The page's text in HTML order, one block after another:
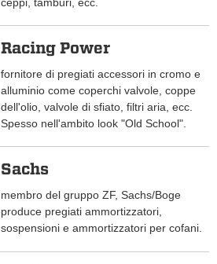
Racing Power
fornitore di pregiati accessori in cromo e
alluminio come coperchi valvole, coppe
dell'olio, valvole di sfiato, filtri aria, ecc.
Spesso nell'ambito look "Old School".
Sachs
membro del gruppo ZF, Sachs/Boge
produce pregiati ammortizzatori,
sospensioni e ammortizzatori per cofani.